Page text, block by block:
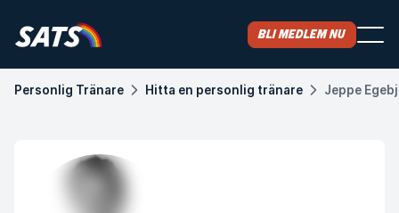
Bli medlem nu
Personlig Tränare Hitta en personlig tränare Jeppe